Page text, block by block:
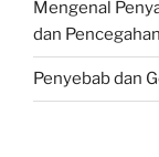
Mengenal
dan Pencegahan
Penyebab dan